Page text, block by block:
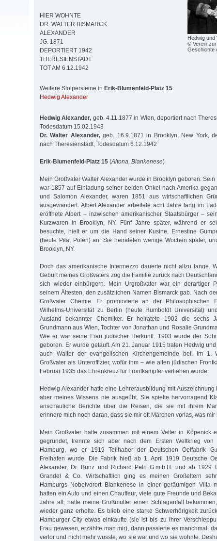
Hedwig und
© Verein
Geschichte
HIER WOHNTE
DR. WALTER BISMARCK
ALEXANDER
JG. 1871
DEPORTIERT 1942
THERESIENSTADT
TOT AM 6.12.1942
Weitere Stolpersteine in Erik-Blumenfeld-Platz 15:
Hedwig Alexander
Hedwig Alexander, geb. 4.11.1877 in Wien, deportiert nach
Todesdatum 15.02.1943
Dr. Walter Alexander,geb. 16.9.1871 in Brooklyn, New York,
nach Theresienstadt, Todesdatum 6.12.1942
Erik-Blumenfeld-Platz 15 (Altona, Blankenese)
Mein Großvater Walter Alexander wurde in Brooklyn geboren. Sein
war 1857 auf Einladung seiner beiden Onkel nach Amerika
und Salomon Alexander, waren 1851 aus wirtschaftlichen
ausgewandert. Albert Alexander arbeitete acht Jahre lang im
eröffnete Albert – inzwischen amerikanischer Staatsbürger –
Kurzwaren in Brooklyn, NY. Fünf Jahre später, während er
besuchte, hielt er um die Hand seiner Kusine, Ernestine
(heute Piła, Polen) an. Sie heirateten wenige Wochen später,
Brooklyn, NY.
Doch das amerikanische Intermezzo dauerte nicht allzu lange.
Geburt meines Großvaters zog die Familie zurück nach
sich wieder einbürgern. Mein Urgroßvater war ein derartiger
seinem Ältesten, den zusätzlichen Namen Bismarck gab. Nach
Großvater Chemie. Er promovierte an der Philosophischen
Wilhelms-Universität zu Berlin (heute Humboldt Universität)
Ausland bekannter Chemiker. Er heiratete 1902 die sechs
Grundmann aus Wien, Tochter von Jonathan und Rosalie
Wie er war seine Frau jüdischer Herkunft. 1903 wurde der
geboren. Er wurde getauft. Am 21. Januar 1915 traten Hedwig
auch Walter der evangelischen Kirchengemeinde bei. Im 1.
Großvater als Unteroffizier, wofür ihm – wie allen jüdischen
Februar 1935 das Ehrenkreuz für Frontkämpfer verliehen wurde.
Hedwig Alexander hatte eine Lehrerausbildung mit Auszeichnung
aber meines Wissens nie ausgeübt. Sie spielte hervorragend
anschauliche Berichte über die Reisen, die sie mit ihrem
erinnere mich noch daran, dass sie mir oft Märchen vorlas, was mir
Mein Großvater hatte zusammen mit einem Vetter in Köpenick
gegründet, trennte sich aber nach dem Ersten Weltkrieg
Hamburg, wo er 1919 Teilhaber der Deutschen Oelfabrik
Freihafen wurde. Die Fabrik hieß ab 1. April 1919 Deutsche
Alexander, Dr. Bünz und Richard Petri G.m.b.H. und ab 1929
Grandel & Co. Wirtschaftlich ging es meinen Großeltern
Hamburgs Nobelvorort Blankenese in einer geräumigen Villa
hatten ein Auto und einen Chauffeur, viele gute Freunde und
Jahre alt, hatte meine Großmutter einen Schlaganfall
wieder ganz erholte. Es blieb eine starke Schwerhörigkeit
Hamburger City etwas einkaufte (sie ist bis zu ihrer
Frau gewesen, erzählte man mir), dann passierte es manchmal,
verlor und nicht mehr wusste, wo sie war und wo sie wohnte.